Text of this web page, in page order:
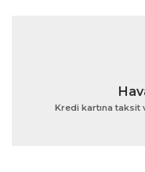
Kredi kartına taksit